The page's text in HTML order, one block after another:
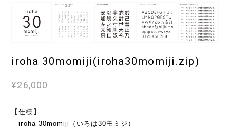
iroha 30momiji(iroha30momiji.zip)
¥26,000
【仕様】
iroha 30momiji（いろは30モミジ）